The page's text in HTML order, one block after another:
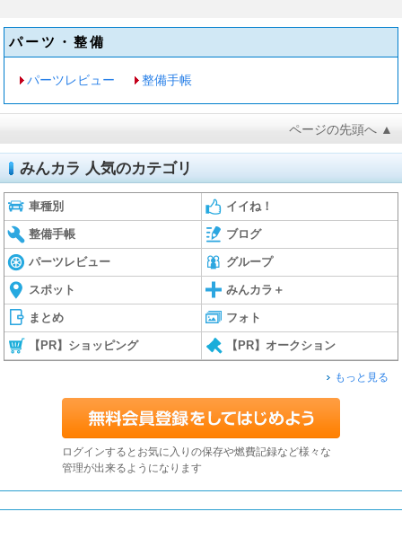
パーツ・整備
パーツレビュー 整備手帳
ページの先頭へ ▲
みんカラ 人気のカテゴリ
車種別 イイね！
整備手帳 ブログ
パーツレビュー グループ
スポット みんカラ＋
まとめ フォト
【PR】ショッピング 【PR】オークション
もっと見る
ログインするとお気に入りの保存や燃費記録など様々な
管理が出来るようになります